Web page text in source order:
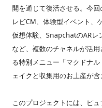
開を通じて復活させる。今
レビCM、体験型イベント、
仮想体験、SnapchatのARレ
など、複数のチャネルが活
る特別メニュー「マクドナ
ェイクと収集用のお土産が含
このプロジェクトには、ピ